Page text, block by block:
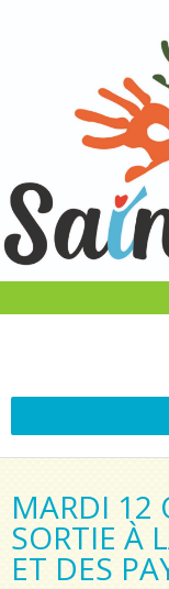
MARDI 12
SORTIE À
ET DES